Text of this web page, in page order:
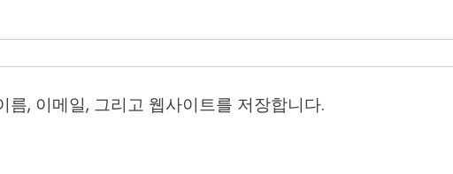
, 이메일, 그리고 웹사이트를 저장합니다.